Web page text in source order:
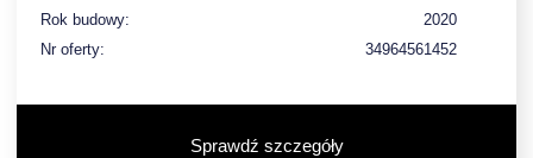
Rok budowy:
2020
Nr oferty:
34964561452
Sprawdź szczegóły